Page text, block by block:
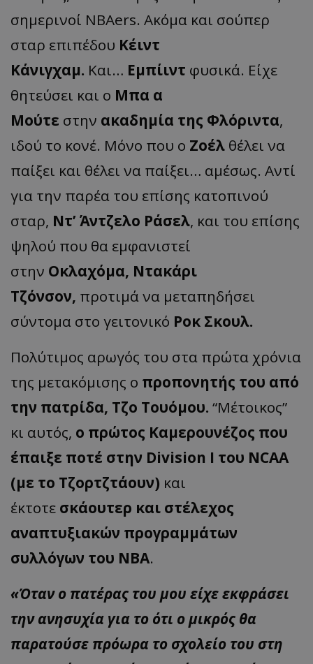
σημερινοί NBAers. Ακόμα και σούπερ
σταρ επιπέδου Κέιντ
Κάνιγχαμ. Και… Εμπίιντ φυσικά. Είχε
θητεύσει και ο Μπα α
Μούτε στην ακαδημία της Φλόριντα,
ιδού το κονέ. Μόνο που ο Ζοέλ θέλει να
παίξει και θέλει να παίξει… αμέσως. Αντί
για την παρέα του επίσης κατοπινού
σταρ, Ντ’ Άντζελο Ράσελ, και του επίσης
ψηλού που θα εμφανιστεί
στην Οκλαχόμα, Ντακάρι
Τζόνσον, προτιμά να μεταπηδήσει
σύντομα στο γειτονικό Ροκ Σκουλ.
Πολύτιμος αρωγός του στα πρώτα χρόνια
της μετακόμισης ο προπονητής του από
την πατρίδα, Τζο Τουόμου. “Μέτοικος”
κι αυτός, ο πρώτος Καμερουνέζος που
έπαιξε ποτέ στην Division I του NCAA
(με το Τζορτζτάουν) και
έκτοτε σκάουτερ και στέλεχος
αναπτυξιακών προγραμμάτων
συλλόγων του ΝΒΑ.
«Όταν ο πατέρας του μου είχε εκφράσει
την ανησυχία για το ότι ο μικρός θα
παρατούσε πρόωρα το σχολείο του στη